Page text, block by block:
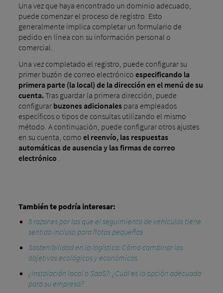
Una vez que haya encontrado un dominio adecuado,
puede comenzar el proceso de registro. Esto
generalmente implica completar un formulario de
pedido en línea con su información personal o
comercial.
Una vez completado el registro, puede configurar su
primer buzón de correo electrónico especificando la
primera parte (la local) de la dirección en el menú de su
cuenta.Tras guardar la primera dirección, puede
configurar buzones adicionalespara empleados
específicos o tipos de consultas utilizando el mismo
método. A continuación, puede configurar otros ajustes
en su cuenta, como el reenvío, las respuestas
automáticas de ausencia y las firmas de correo
electrónico
También te podría interesar:
5 razones por las que el seguimiento de vehículos tiene
sentido incluso para flotas pequeñas
Sostenibilidad en la logística: Cómo combinar los
objetivos ecológicos y económicos.
¿Instalación local o SaaS?: ¿Cuál es la opción adecuada
para su empresa?